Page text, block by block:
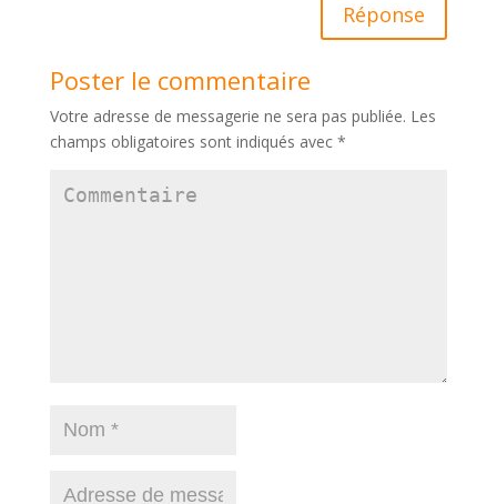
Réponse
Poster le commentaire
Votre adresse de messagerie ne sera pas publiée. Les
champs obligatoires sont indiqués avec *